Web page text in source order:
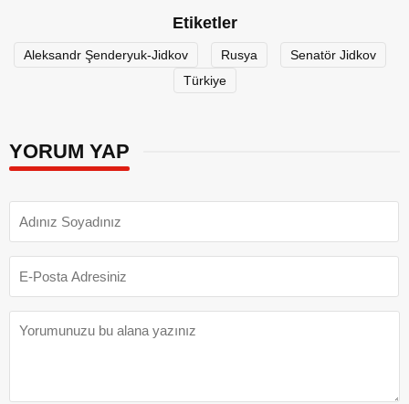
Etiketler
Aleksandr Şenderyuk-Jidkov Rusya
Senatör Jidkov
Türkiye
YORUM YAP